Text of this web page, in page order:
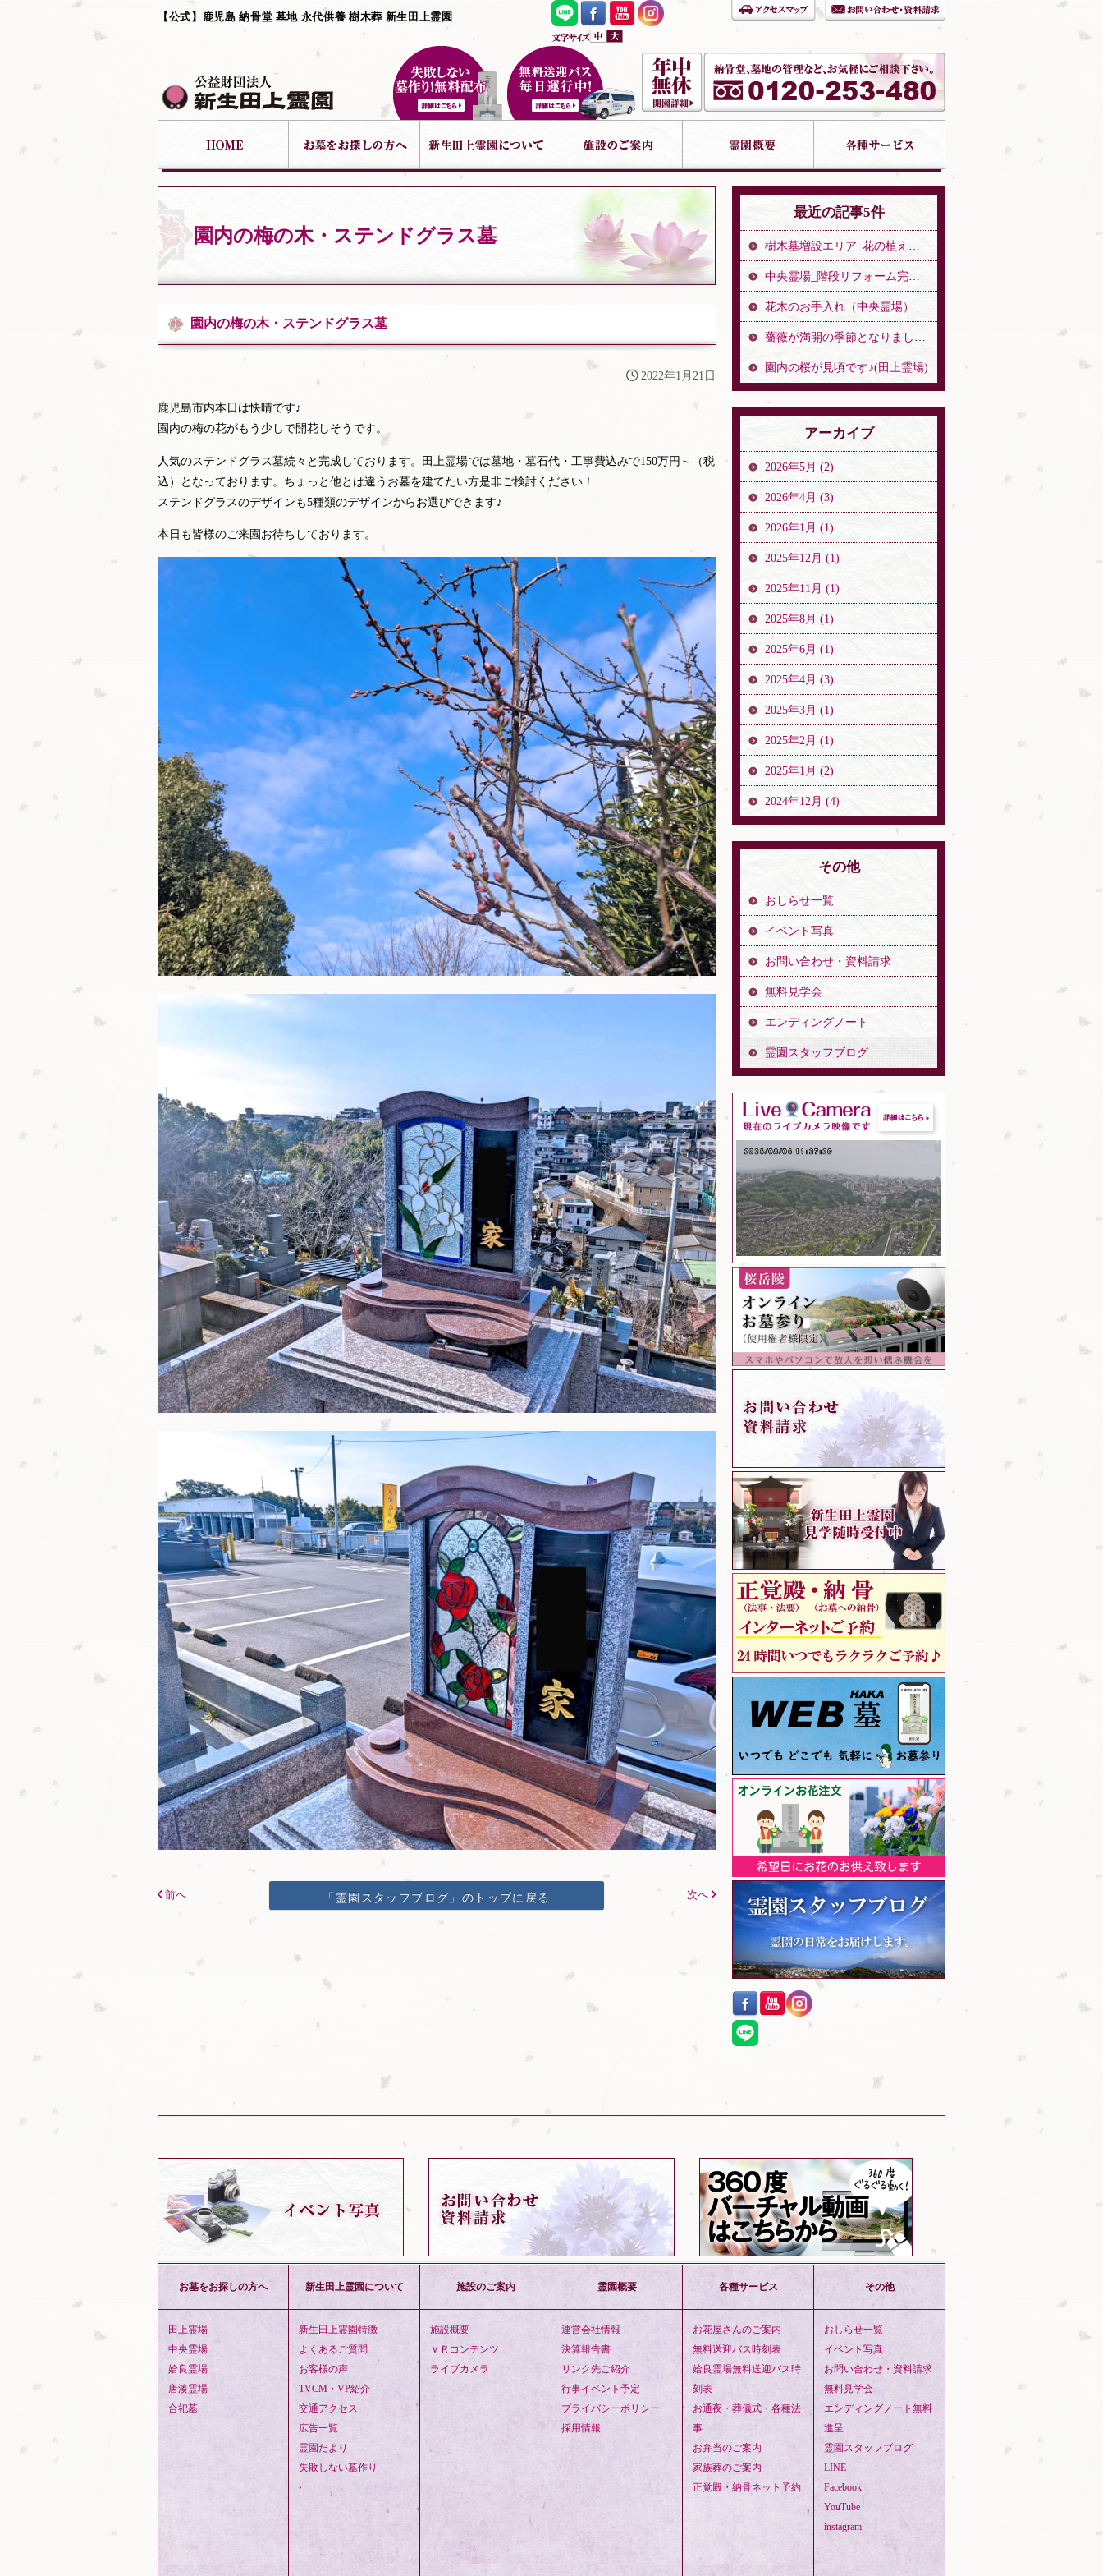
【公式】鹿児島 納骨堂 墓地 永代供養 樹木葬 新生田上霊園
園内の梅の木・ステンドグラス墓
園内の梅の木・ステンドグラス墓
2022年1月21日
鹿児島市内本日は快晴です♪
園内の梅の花がもう少しで開花しそうです。
人気のステンドグラス墓続々と完成しております。田上霊場では墓地・墓石代・工事費込みで150万円～（税
込）となっております。ちょっと他とは違うお墓を建てたい方是非ご検討ください！
ステンドグラスのデザインも5種類のデザインからお選びできます♪
本日も皆様のご来園お待ちしております。
前へ 「霊園スタッフブログ」のトップに戻る 次へ
最近の記事5件
樹木墓増設エリア_花の植え替え（中央霊場）
中央霊場_階段リフォーム完了のお知らせ（中央霊場）
花木のお手入れ（中央霊場）
薔薇が満開の季節となりました。（中央霊場）
園内の桜が見頃です♪(田上霊場)
アーカイブ
2026年5月 (2)
2026年4月 (3)
2026年1月 (1)
2025年12月 (1)
2025年11月 (1)
2025年8月 (1)
2025年6月 (1)
2025年4月 (3)
2025年3月 (1)
2025年2月 (1)
2025年1月 (2)
2024年12月 (4)
その他
おしらせ一覧
イベント写真
お問い合わせ・資料請求
無料見学会
エンディングノート
霊園スタッフブログ
お墓をお探しの方へ
田上霊場
中央霊場
姶良霊場
唐湊霊場
合祀墓
新生田上霊園について
新生田上霊園特徴
よくあるご質問
お客様の声
TVCM・VP紹介
交通アクセス
広告一覧
霊園だより
失敗しない墓作り
施設のご案内
施設概要
ＶＲコンテンツ
ライブカメラ
霊園概要
運営会社情報
決算報告書
リンク先ご紹介
行事イベント予定
プライバシーポリシー
採用情報
各種サービス
お花屋さんのご案内
無料送迎バス時刻表
姶良霊場無料送迎バス時
刻表
お通夜・葬儀式・各種法
事
お弁当のご案内
家族葬のご案内
正覚殿・納骨ネット予約
その他
おしらせ一覧
イベント写真
お問い合わせ・資料請求
無料見学会
エンディングノート無料
進呈
霊園スタッフブログ
LINE
Facebook
YouTube
instagram